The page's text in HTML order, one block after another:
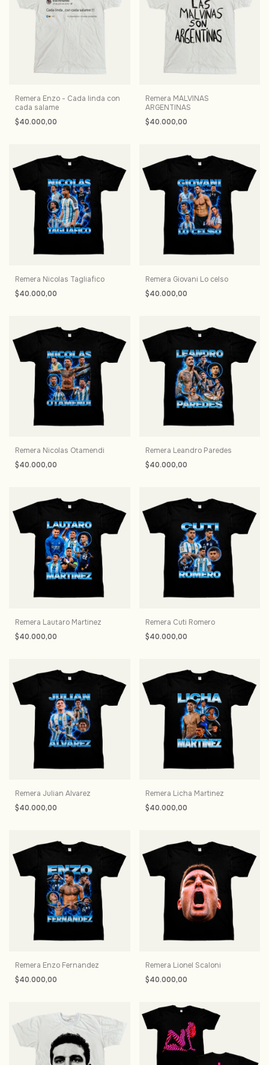
Remera Enzo - Cada linda con
cada salame
$40.000,00
Remera MALVINAS
ARGENTINAS
$40.000,00
Remera Nicolas Tagliafico
$40.000,00
Remera Giovani Lo celso
$40.000,00
Remera Nicolas Otamendi
$40.000,00
Remera Leandro Paredes
$40.000,00
Remera Lautaro Martinez
$40.000,00
Remera Cuti Romero
$40.000,00
Remera Julian Alvarez
$40.000,00
Remera Licha Martinez
$40.000,00
Remera Enzo Fernandez
$40.000,00
Remera Lionel Scaloni
$40.000,00